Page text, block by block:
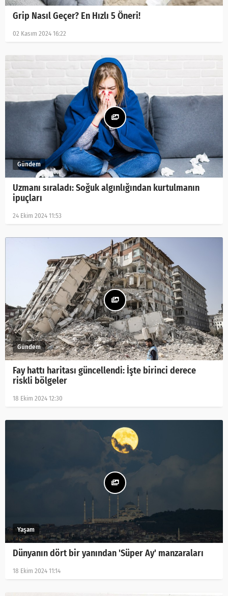
Grip Nasıl Geçer? En Hızlı 5 Öneri!
02 Kasım 2024 16:22
Uzmanı sıraladı: Soğuk algınlığından kurtulmanın
ipuçları
24 Ekim 2024 11:53
Fay hattı haritası güncellendi: İşte birinci derece
riskli bölgeler
18 Ekim 2024 12:30
Dünyanın dört bir yanından 'Süper Ay' manzaraları
18 Ekim 2024 11:14